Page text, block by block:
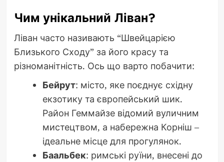
Чим унікальний Ліван?
Ліван часто називають “Швейцарією
Близького Сходу” за його красу та
різноманітність. Ось що варто побачити:
Бейрут: місто, яке поєднує східну
екзотику та європейський шик.
Район Геммайзе відомий вуличним
мистецтвом, а набережна Корніш –
ідеальне місце для прогулянок.
Баальбек: римські руїни, внесені до